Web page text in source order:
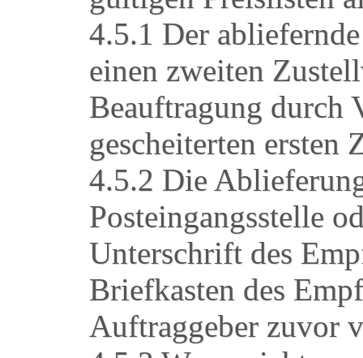
4.5.1 Der
einen zweiten
Beauftragung durch
gescheiterten ersten
4.5.2 Die
Posteingangsstelle
Unterschrift des
Briefkasten des
Auftraggeber zuvor